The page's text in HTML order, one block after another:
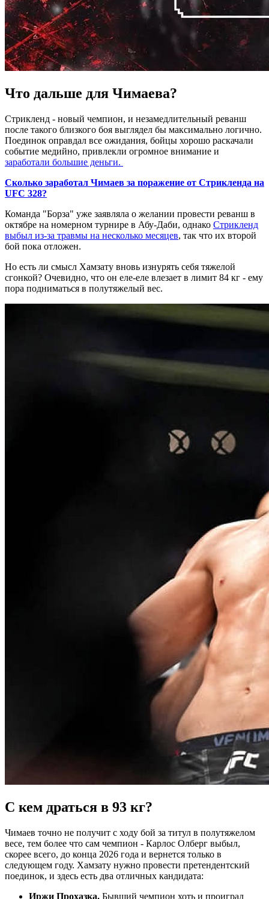
Что дальше для Чимаева?
Стрикленд - новый чемпион, и незамедлительный реванш
после такого близкого боя выглядел бы максимально логично.
Поединок оправдал все ожидания, бойцы хорошо раскачали
событие медийно, привлекли огромное внимание и
заработали большие деньги.
Сколько заработал Чимаев за поражение от Стрикленда на
UFC 328?
Команда "Борза" уже заявляла о желании провести реванш в
октябре на номерном турнире в Абу-Даби, однако Стрикленд
выбыл из-за травмы на несколько месяцев, так что их второй
бой пока отложен.
Но есть ли смысл Хамзату вновь изнурять себя тяжелой
сгонкой? Очевидно, что он еле-еле влезает в лимит 84 кг - ему
пора подниматься в полутяжелый вес.
С кем драться в 93 кг?
Чимаев точно не получит с ходу бой за титул в полутяжелом
весе, тем более что сам чемпион - Карлос Олберг выбыл,
скорее всего, до конца 2026 года и вернется только в
следующем году. Хамзату нужно провести претендентский
поединок, и здесь есть два отличных кандидата:
Иржи Прохазка. Бывший чемпион хоть и проиграл